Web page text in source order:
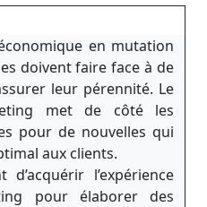
en mutation
doivent faire face à de
leur pérennité. Le
met de côté les
pour de nouvelles qui
aux clients.
l’expérience
pour élaborer des